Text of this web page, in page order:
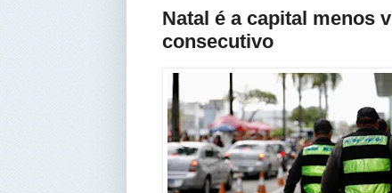
Natal é a capital menos
consecutivo